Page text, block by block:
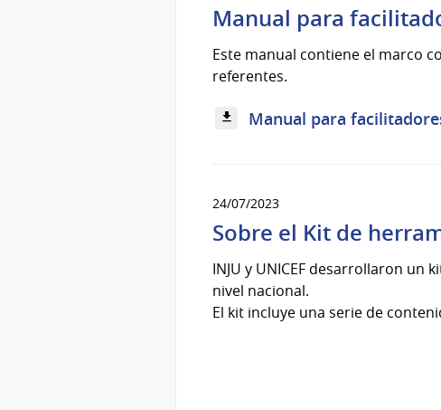
Manual para
Este manual contiene el marco
referentes.
Manual para
24/07/2023
Sobre el Kit de
INJU y UNICEF desarrollaron
nivel nacional.
El kit incluye una serie de